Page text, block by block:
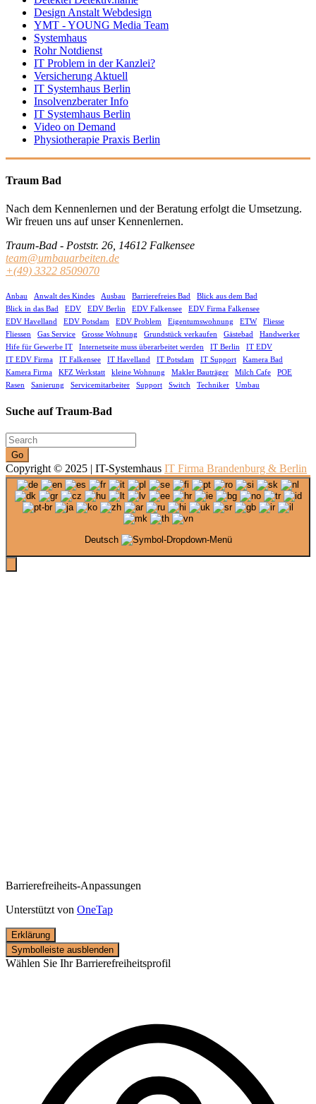
Design Anstalt Webdesign
YMT - YOUNG Media Team
Systemhaus
Rohr Notdienst
IT Problem in der Kanzlei?
Versicherung Aktuell
IT Systemhaus Berlin
Insolvenzberater Info
IT Systemhaus Berlin
Video on Demand
Physiotherapie Praxis Berlin
Traum Bad
Nach dem Kennenlernen und der Beratung erfolgt die Umsetzung.
Wir freuen uns auf unser Kennenlernen.
Traum-Bad - Poststr. 26, 14612 Falkensee
team@umbauarbeiten.de
+(49) 3322 8509070
Anbau Anwalt des Kindes Ausbau Barrierefreies Bad
Blick aus dem Bad
Blick in das Bad
EDV EDV Berlin EDV Falkensee
EDV Firma Falkensee
EDV Havelland
EDV Potsdam EDV Problem Eigentumswohnung ETW
Fliesse
Fliessen
Gas Service Grosse Wohnung Grundstück verkaufen Gästebad
Handwerker
Hife für Gewerbe IT
Internetseite muss überarbeitet werden IT Berlin
IT EDV
IT EDV Firma
IT Falkensee IT Havelland IT Potsdam IT Support
Kamera Bad
Kamera Firma
KFZ Werkstatt kleine Wohnung Makler Bauträger Milch Cafe
POE
Rasen
Sanierung Servicemitarbeiter Support Switch Techniker Umbau
Suche auf Traum-Bad
Go
Copyright © 2025 | IT-Systemhaus IT Firma Brandenburg & Berlin
Deutsch
Barrierefreiheits-Anpassungen
Unterstützt von OneTap
Erklärung
Symbolleiste ausblenden
Wählen Sie Ihr Barrierefreiheitsprofil